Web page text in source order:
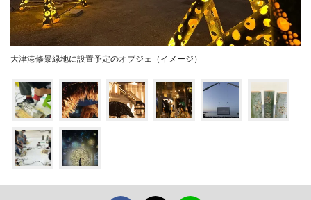
大津港修景緑地に設置予定のオブジェ（イメージ）